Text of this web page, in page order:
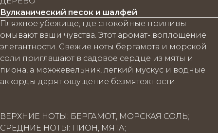
Вулканический песок и шалфей
Пляжное убежище, где спокойные приливы
омывают ваши чувства. Этот аромат- воплощение
элегантности. Свежие ноты бергамота и морской
соли приглашают в садовое сердце из мяты и
пиона, а можжевельник, лёгкий мускус и водные
аккорды дарят ощущение безмятежности.
ВЕРХНИЕ НОТЫ: БЕРГАМОТ, МОРСКАЯ СОЛЬ;
СРЕДНИЕ НОТЫ: ПИОН, МЯТА;